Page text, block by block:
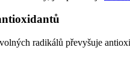
radikálů převyšuje